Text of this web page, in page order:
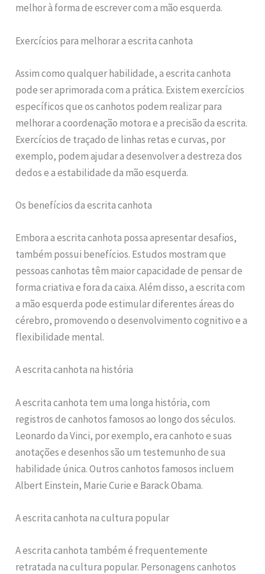
melhor à forma de escrever com a mão esquerda.
Exercícios para melhorar a escrita canhota
Assim como qualquer habilidade, a escrita canhota
pode ser aprimorada com a prática. Existem exercícios
específicos que os canhotos podem realizar para
melhorar a coordenação motora e a precisão da escrita.
Exercícios de traçado de linhas retas e curvas, por
exemplo, podem ajudar a desenvolver a destreza dos
dedos e a estabilidade da mão esquerda.
Os benefícios da escrita canhota
Embora a escrita canhota possa apresentar desafios,
também possui benefícios. Estudos mostram que
pessoas canhotas têm maior capacidade de pensar de
forma criativa e fora da caixa. Além disso, a escrita com
a mão esquerda pode estimular diferentes áreas do
cérebro, promovendo o desenvolvimento cognitivo e a
flexibilidade mental.
A escrita canhota na história
A escrita canhota tem uma longa história, com
registros de canhotos famosos ao longo dos séculos.
Leonardo da Vinci, por exemplo, era canhoto e suas
anotações e desenhos são um testemunho de sua
habilidade única. Outros canhotos famosos incluem
Albert Einstein, Marie Curie e Barack Obama.
A escrita canhota na cultura popular
A escrita canhota também é frequentemente
retratada na cultura popular. Personagens canhotos